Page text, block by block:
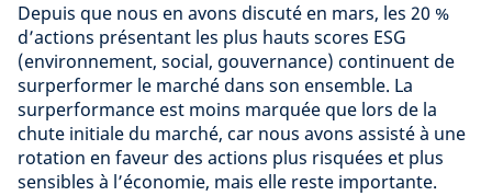
Depuis que nous en avons discuté en mars, les 20 %
d’actions présentant les plus hauts scores ESG
(environnement, social, gouvernance) continuent de
surperformer le marché dans son ensemble. La
surperformance est moins marquée que lors de la
chute initiale du marché, car nous avons assisté à une
rotation en faveur des actions plus risquées et plus
sensibles à l’économie, mais elle reste importante.